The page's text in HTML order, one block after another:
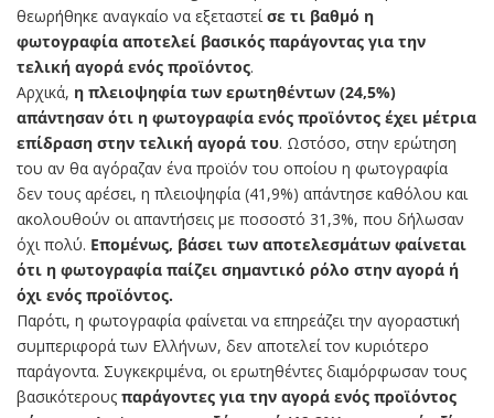
θεωρήθηκε αναγκαίο να εξεταστείσε τι βαθμό η
φωτογραφία αποτελεί βασικός παράγοντας για την
τελική αγορά ενός προϊόντος.
Αρχικά, η πλειοψηφία των ερωτηθέντων (24,5%)
απάντησαν ότι η φωτογραφία ενός προϊόντος έχει μέτρια
επίδραση στην τελική αγορά του. Ωστόσο, στην ερώτηση
του αν θα αγόραζαν ένα προϊόν του οποίου η φωτογραφία
δεν τους αρέσει, η πλειοψηφία (41,9%) απάντησε καθόλου και
ακολουθούν οι απαντήσεις με ποσοστό 31,3%, που δήλωσαν
όχι πολύ. Επομένως, βάσει των αποτελεσμάτων φαίνεται
ότι η φωτογραφία παίζει σημαντικό ρόλο στην αγορά ή
όχι ενός προϊόντος.
Παρότι, η φωτογραφία φαίνεται να επηρεάζει την αγοραστική
συμπεριφορά των Ελλήνων, δεν αποτελεί τον κυριότερο
παράγοντα. Συγκεκριμένα, οι ερωτηθέντες διαμόρφωσαν τους
βασικότερους παράγοντες για την αγορά ενός προϊόντος